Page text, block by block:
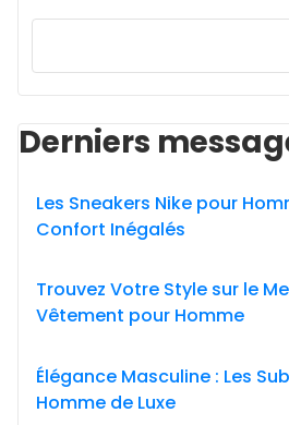
Derniers
Les Sneakers Nike pour
Confort Inégalés
Trouvez Votre Style sur le
Vêtement pour Homme
Élégance Masculine : Les
Homme de Luxe